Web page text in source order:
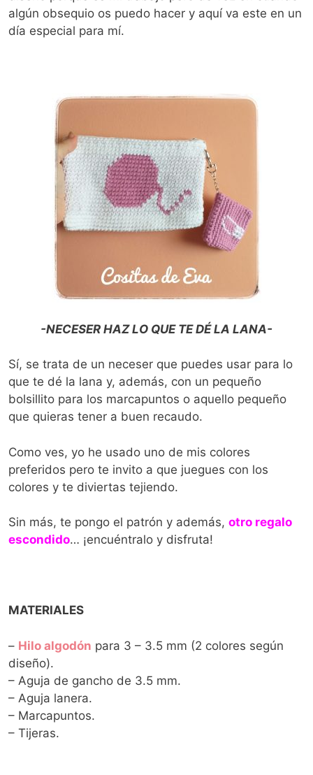
algún obsequio os puedo hacer y aquí va este en un
día especial para mí.
-NECESER HAZ LO QUE TE DÉ LA LANA-
Sí, se trata de un neceser que puedes usar para lo
que te dé la lana y, además, con un pequeño
bolsillito para los marcapuntos o aquello pequeño
que quieras tener a buen recaudo.
Como ves, yo he usado uno de mis colores
preferidos pero te invito a que juegues con los
colores y te diviertas tejiendo.
Sin más, te pongo el patrón y además, otro regalo
escondido… ¡encuéntralo y disfruta!
MATERIALES
– Hilo algodón para 3 – 3.5 mm (2 colores según
diseño).
– Aguja de gancho de 3.5 mm.
– Aguja lanera.
– Marcapuntos.
– Tijeras.